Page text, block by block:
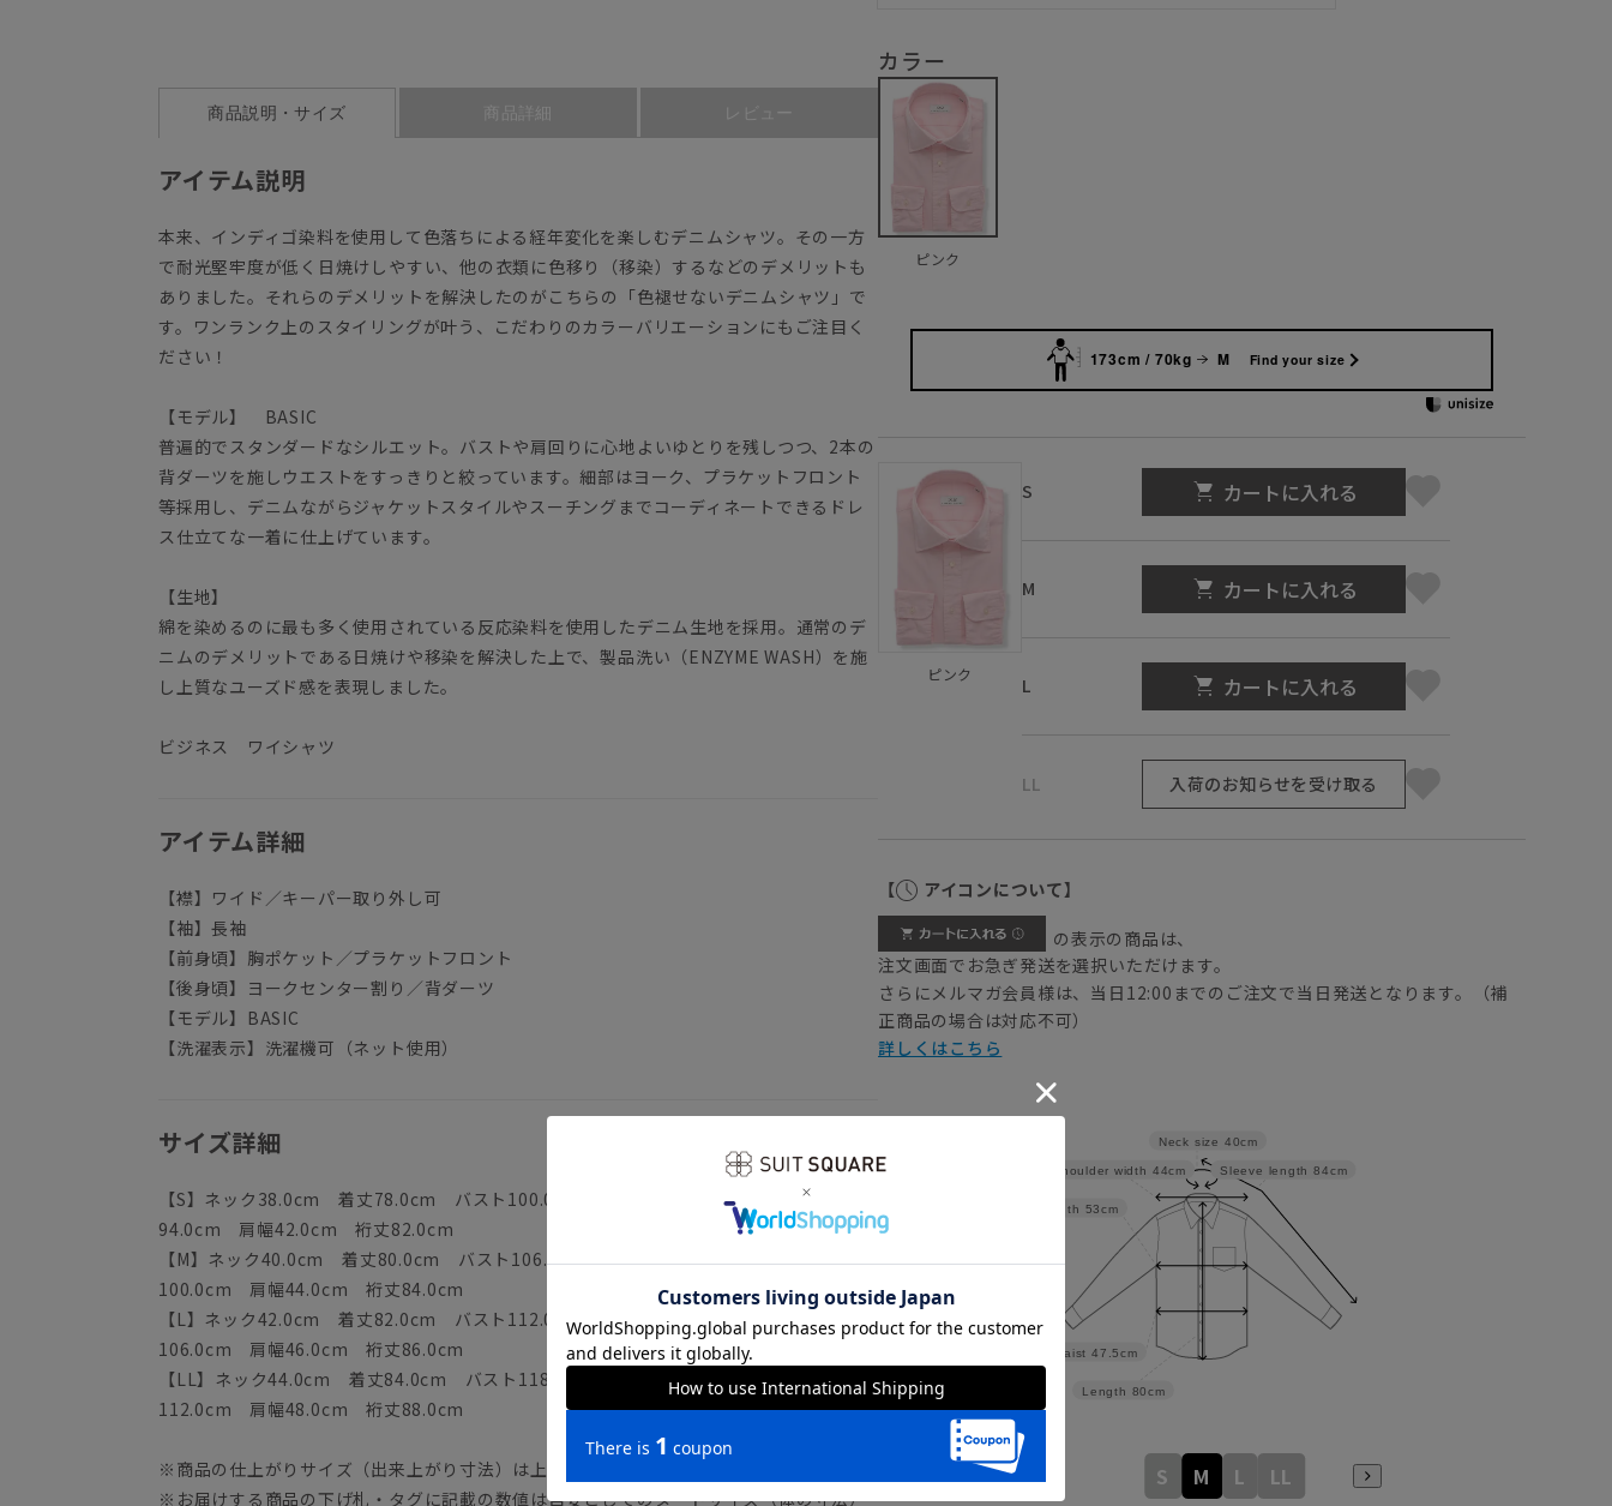
商品説明・サイズ 商品詳細 レビュー
アイテム説明
本来、インディゴ染料を使用して色落ちによる経年変化を楽しむデニムシャツ。その一方
で耐光堅牢度が低く日焼けしやすい、他の衣類に色移り（移染）するなどのデメリットも
ありました。それらのデメリットを解決したのがこちらの「色褪せないデニムシャツ」で
す。ワンランク上のスタイリングが叶う、こだわりのカラーバリエーションにもご注目く
ださい！
【モデル】 BASIC
普遍的でスタンダードなシルエット。バストや肩回りに心地よいゆとりを残しつつ、2本の
背ダーツを施しウエストをすっきりと絞っています。細部はヨーク、プラケットフロント
等採用し、デニムながらジャケットスタイルやスーチングまでコーディネートできるドレ
ス仕立てな一着に仕上げています。
【生地】
綿を染めるのに最も多く使用されている反応染料を使用したデニム生地を採用。通常のデ
ニムのデメリットである日焼けや移染を解決した上で、製品洗い（ENZYME WASH）を施
し上質なユーズド感を表現しました。
ビジネス ワイシャツ
アイテム詳細
【襟】ワイド／キーパー取り外し可
【袖】長袖
【前身頃】胸ポケット／プラケットフロント
【後身頃】ヨークセンター割り／背ダーツ
【モデル】BASIC
【洗濯表示】洗濯機可（ネット使用）
サイズ詳細
【S】ネック38.0cm 着丈78.0cm バスト100.0cm ウエスト89.0cm ヒップ
94.0cm 肩幅42.0cm 裄丈82.0cm
【M】ネック40.0cm 着丈80.0cm バスト106.0cm ウエスト95.0cm ヒップ
100.0cm 肩幅44.0cm 裄丈84.0cm
【L】ネック42.0cm 着丈82.0cm バスト112.0cm ウエスト101.0cm ヒップ
106.0cm 肩幅46.0cm 裄丈86.0cm
【LL】ネック44.0cm 着丈84.0cm バスト118.0cm ウエスト107.0cm ヒップ
112.0cm 肩幅48.0cm 裄丈88.0cm
※商品の仕上がりサイズ（出来上がり寸法）は上記のサイズ表をご覧下さい。
※お届けする商品の下げ札・タグに記載の数値は目安としてのヌードサイズ（体の寸法）
カラー
ピンク
173cm / 70kg M Find your size
ピンク
S カートに入れる
M カートに入れる
L カートに入れる
LL 入荷のお知らせを受け取る
【 アイコンについて】
の表示の商品は、
注文画面でお急ぎ発送を選択いただけます。
さらにメルマガ会員様は、当日12:00までのご注文で当日発送となります。（補
正商品の場合は対応不可）
詳しくはこちら
Sleeve length 84cm
Neck size 40cm
Length 80cm
Waist 47.5cm
Width 53cm
Shoulder width 44cm
S M L LL